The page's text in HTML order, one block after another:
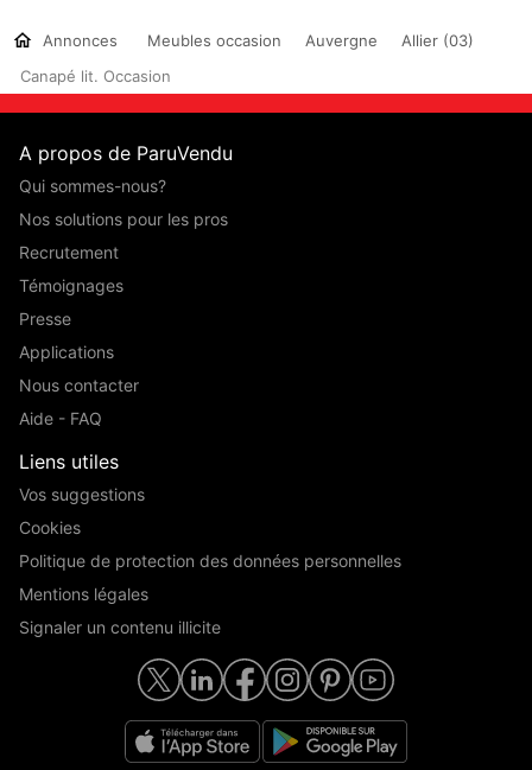
Annonces Meubles occasion Auvergne
Allier (03)
Canapé lit. Occasion
A propos de ParuVendu
Qui sommes-nous?
Nos solutions pour les pros
Recrutement
Témoignages
Presse
Applications
Nous contacter
Aide - FAQ
Liens utiles
Vos suggestions
Cookies
Politique de protection des données personnelles
Mentions légales
Signaler un contenu illicite